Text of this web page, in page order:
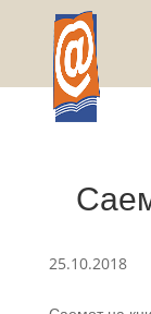
25.10.2018